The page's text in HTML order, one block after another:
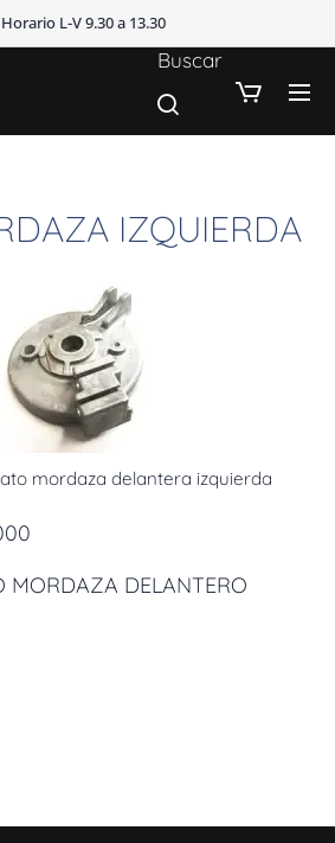
Horario L-V 9.30 a 13.30
Buscar
IZQUIERDA
mordaza delantera izquierda
MORDAZA DELANTERO